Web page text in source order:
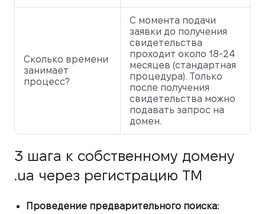
Сколько времени
занимает
процесс?
С момента подачи
заявки до получения
свидетельства
проходит около 18-24
месяцев (стандартная
процедура). Только
после получения
свидетельства можно
подавать запрос на
домен.
3 шага к собственному домену
.ua через регистрацию ТМ
Проведение предварительного поиска: